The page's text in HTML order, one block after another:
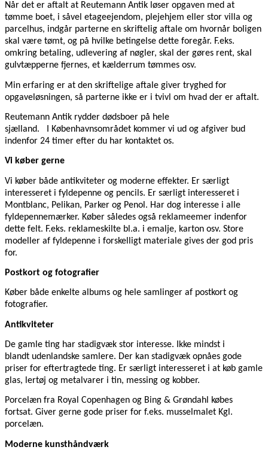
Når det er aftalt at Reutemann Antik løser opgaven med at
tømme boet, i såvel etageejendom, plejehjem eller stor villa og
parcelhus, indgår parterne en skriftelig aftale om hvornår boligen
skal være tømt, og på hvilke betingelse dette foregår. F.eks.
omkring betaling, udlevering af nøgler, skal der gøres rent, skal
gulvtæpperne fjernes, et kælderrum tømmes osv.
Min erfaring er at den skriftelige aftale giver tryghed for
opgaveløsningen, så parterne ikke er i tvivl om hvad der er aftalt.
Reutemann Antik rydder dødsboer på hele
sjælland. I Københavnsområdet kommer vi ud og afgiver bud
indenfor 24 timer efter du har kontaktet os.
Vi køber gerne
Vi køber både antikviteter og moderne effekter. Er særligt
interesseret i fyldepenne og pencils. Er særligt interesseret i
Montblanc, Pelikan, Parker og Penol. Har dog interesse i alle
fyldepennemærker. Køber således også reklameemer indenfor
dette felt. F.eks. reklameskilte bl.a. i emalje, karton osv. Store
modeller af fyldepenne i forskelligt materiale gives der god pris
for.
Postkort og fotografier
Køber både enkelte albums og hele samlinger af postkort og
fotografier.
Antikviteter
De gamle ting har stadigvæk stor interesse. Ikke mindst i
blandt udenlandske samlere. Der kan stadigvæk opnåes gode
priser for eftertragtede ting. Er særligt interesseret i at køb gamle
glas, lertøj og metalvarer i tin, messing og kobber.
Porcelæn fra Royal Copenhagen og Bing & Grøndahl købes
fortsat. Giver gerne gode priser for f.eks. musselmalet Kgl.
porcelæn.
Moderne kunsthåndværk